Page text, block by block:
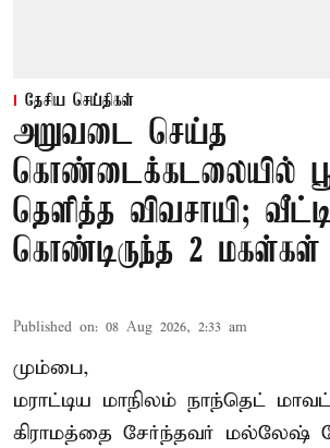
தேசிய செய்திகள்
அறுவடை செய்த
கொண்டைக்கடலையில்
தெளித்த விவசாயி;
கொண்டிருந்த 2 மகள்கள்
Published on: 08 Aug 2026, 2:33 am
மும்பை,
மராட்டிய மாநிலம் நாந்தெட்
கிராமத்தை சேர்ந்தவர் மல்லேஷ்